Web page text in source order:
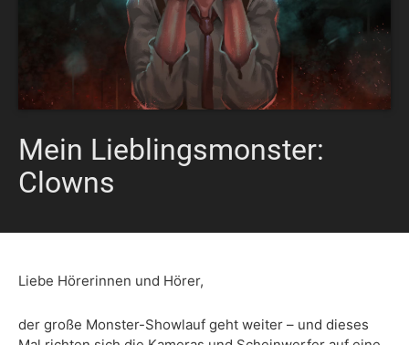
Mein Lieblingsmonster:
Clowns
Liebe Hörerinnen und Hörer,
der große Monster-Showlauf geht weiter – und dieses